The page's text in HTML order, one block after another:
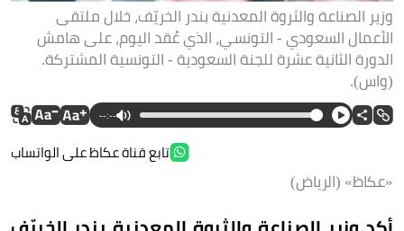
وزير الصناعة والثروة المعدنية بندر الخريّف، خلال ملتقى
الأعمال السعودي - التونسي، الذي عُقد اليوم، على هامش
الدورة الثانية عشرة للجنة السعودية - التونسية المشتركة.
(واس).
--:--
تابع قناة عكاظ على الواتساب
«عكاظ» (الرياض)